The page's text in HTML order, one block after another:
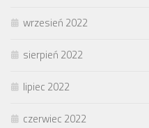
wrzesień 2022
sierpień 2022
lipiec 2022
czerwiec 2022